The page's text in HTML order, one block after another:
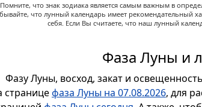
Помните, что знак зодиака является самым важным в
что лунный календарь имеет рекомендательный
себя. Если Вы считаете, что наш лунный
Фаза Луны и
Фазу Луны, восход, закат и
страницефаза Луны на 07.08.2026, для